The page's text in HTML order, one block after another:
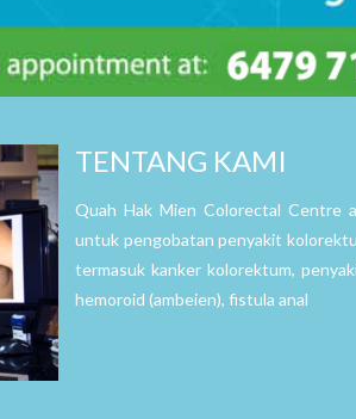
TENTANG KAMI
Quah Hak Mien Colorectal Centre
untuk pengobatan penyakit
termasuk kanker kolorektum,
hemoroid (ambeien), fistula anal